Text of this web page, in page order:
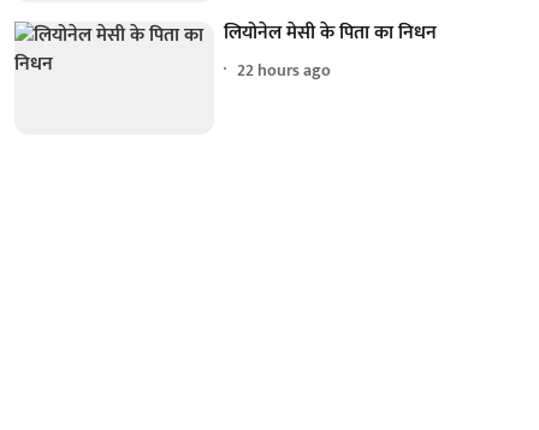
लियोनेल मेसी के पिता का निधन
22 hours ago